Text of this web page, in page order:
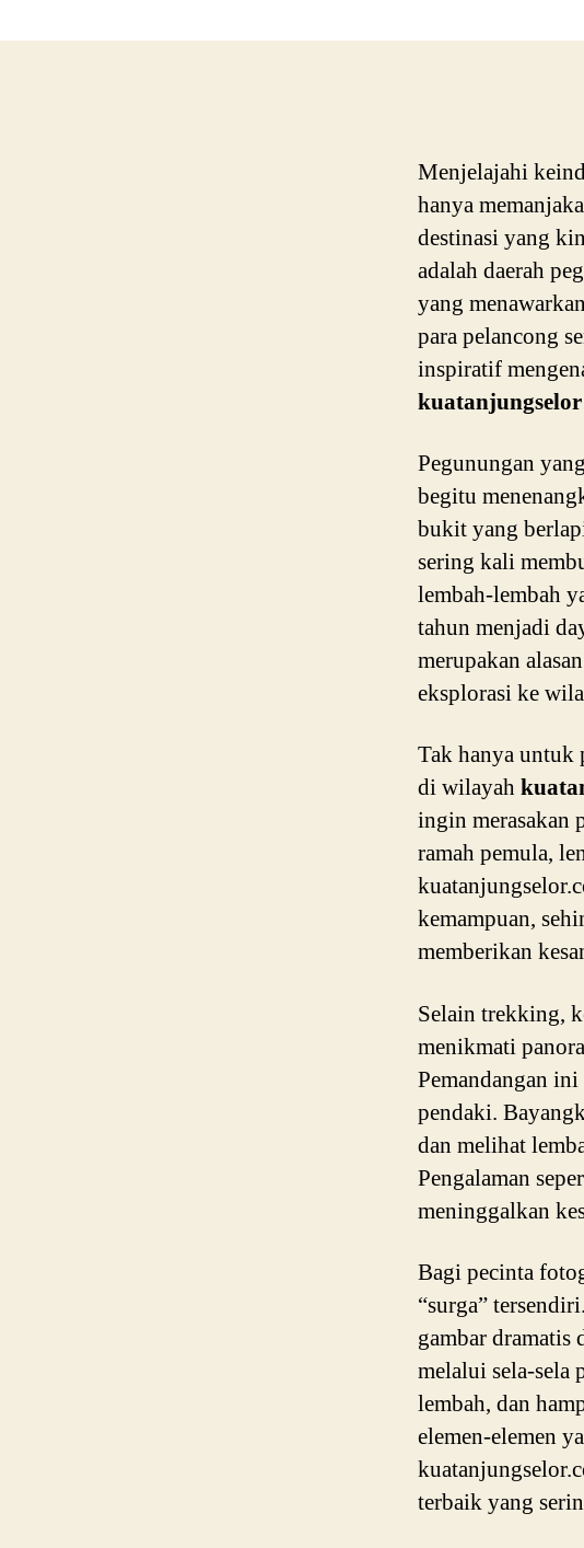
Menjelajahi
hanya
destinasi yang
adalah daerah
yang
para pelancong
inspiratif
kuatanjungselor
Pegunungan
begitu
bukit yang
sering kali
lembah-lembah
tahun menjadi
merupakan
eksplorasi ke
Tak hanya untuk
di wilayah
ingin merasakan
ramah pemula,
kemampuan,
memberikan
Selain trekking,
menikmati
Pemandangan
pendaki.
dan melihat
Pengalaman
meninggalkan
Bagi pecinta
“surga”
gambar dramatis
melalui sela-sela
lembah, dan
elemen-elemen
terbaik yang